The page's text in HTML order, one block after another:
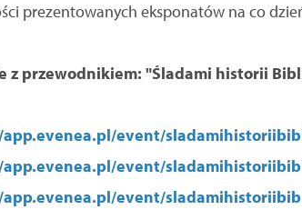
prezentowanych eksponatów na co
z przewodnikiem: "Śladami historii
event/
event/
event/